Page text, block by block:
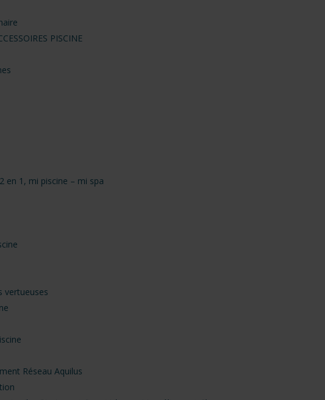
PISCINE
en 1, mi piscine – mi spa
vertueuses
Réseau Aquilus